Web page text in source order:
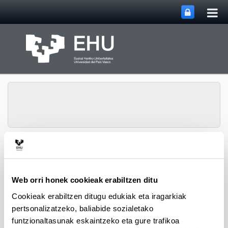
Web orri honek cookieak erabiltzen ditu
Cookieak erabiltzen ditugu edukiak eta iragarkiak
pertsonalizatzeko, baliabide sozialetako
funtzionaltasunak eskaintzeko eta gure trafikoa
Ingeniaritza Kimikoa
2006ko doktorego tesiak